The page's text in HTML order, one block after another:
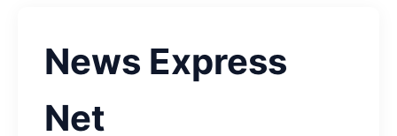
News Express
Net